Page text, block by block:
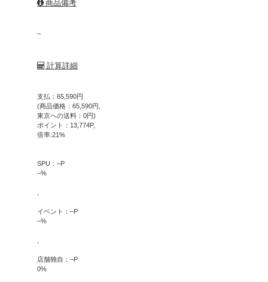
商品備考
–
計算詳細
支払： 65,590円
(商品価格： 65,590円,
東京への送料： 0円)
ポイント： 13,774P,
倍率:21 %
SPU： –P
–%
イベント： –P
–%
店舗独自： –P
0%